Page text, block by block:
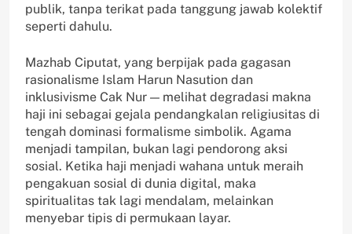
publik, tanpa terikat pada tanggung jawab kolektif
seperti dahulu.
Mazhab Ciputat, yang berpijak pada gagasan
rasionalisme Islam Harun Nasution dan
inklusivisme Cak Nur — melihat degradasi makna
haji ini sebagai gejala pendangkalan religiusitas di
tengah dominasi formalisme simbolik. Agama
menjadi tampilan, bukan lagi pendorong aksi
sosial. Ketika haji menjadi wahana untuk meraih
pengakuan sosial di dunia digital, maka
spiritualitas tak lagi mendalam, melainkan
menyebar tipis di permukaan layar.